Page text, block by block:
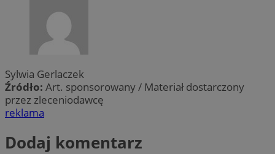
Sylwia Gerlaczek
Źródło: Art. sponsorowany / Materiał dostarczony
przez zleceniodawcę
reklama
Dodaj komentarz